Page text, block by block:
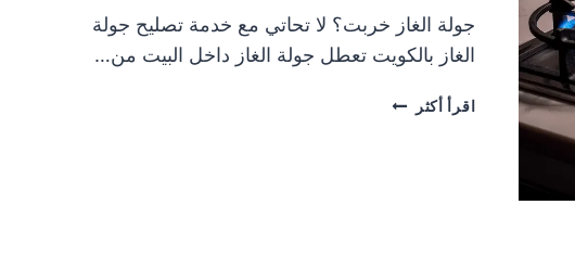
جولة الغاز خربت؟ لا تحاتي مع خدمة تصليح جولة
الغاز بالكويت تعطل جولة الغاز داخل البيت من…
اقرأ أكثر
تصليح